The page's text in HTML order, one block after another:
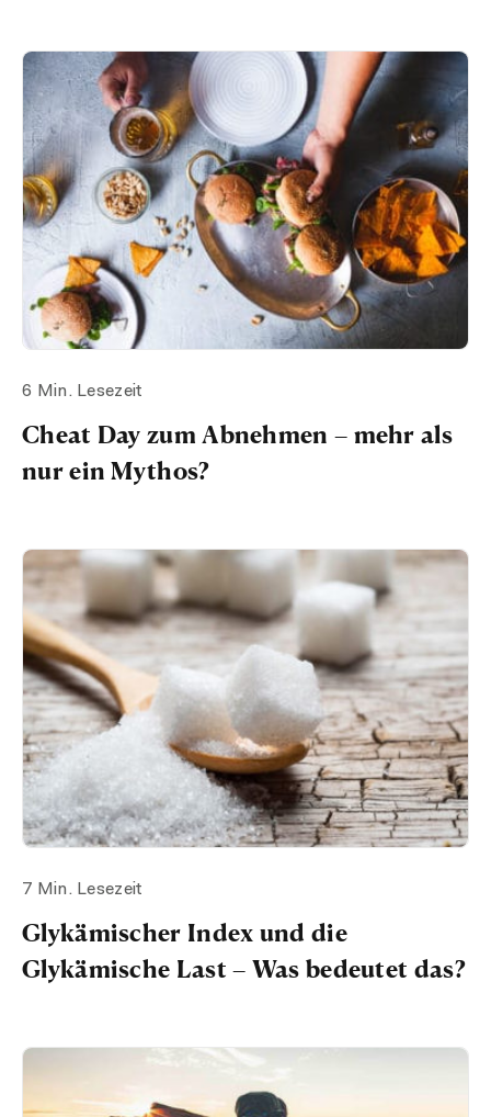
Cheat Day zum Abnehmen – mehr als
nur ein Mythos?
6 Min. Lesezeit
Glykämischer Index und die
Glykämische Last – Was bedeutet das?
7 Min. Lesezeit